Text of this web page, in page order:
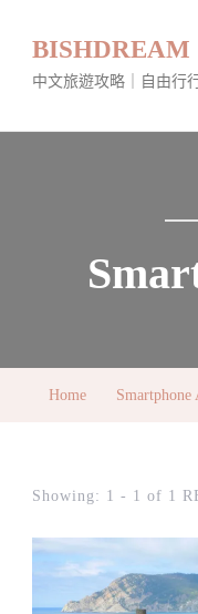
BISHDREAM
中文旅遊攻略｜自由行
Home Smartphone
Showing: 1 - 1 of 1